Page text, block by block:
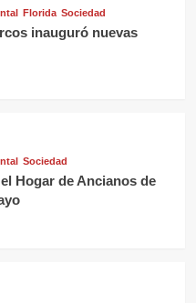
Florida Sociedad
inauguró nuevas
Sociedad
Hogar de Ancianos de